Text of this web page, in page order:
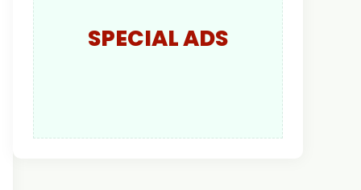
SPECIAL ADS